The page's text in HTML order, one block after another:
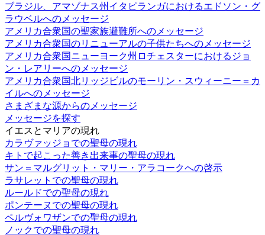
ブラジル、アマゾナス州イタピランガにおけるエドソン・グ
ラウベルへのメッセージ
アメリカ合衆国の聖家族避難所へのメッセージ
アメリカ合衆国のリニューアルの子供たちへのメッセージ
アメリカ合衆国ニューヨーク州ロチェスターにおけるジョ
ン・レアリーへのメッセージ
アメリカ合衆国北リッジビルのモーリン・スウィーニー＝カ
イルへのメッセージ
さまざまな源からのメッセージ
メッセージを探す
イエスとマリアの現れ
カラヴァッジョでの聖母の現れ
キトで起こった善き出来事の聖母の現れ
サン＝マルグリット・マリー・アラコークへの啓示
ラサレットでの聖母の現れ
ルールドでの聖母の現れ
ポンテーヌでの聖母の現れ
ペルヴォワザンでの聖母の現れ
ノックでの聖母の現れ